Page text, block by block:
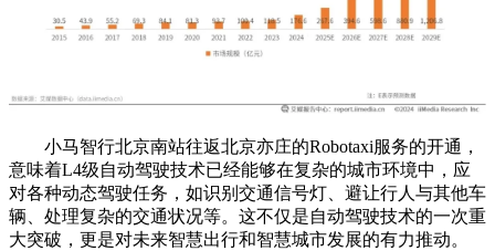
小马智行北京南站往返北京亦庄的Robotaxi服务的开通，
意味着L4级自动驾驶技术已经能够在复杂的城市环境中，应
对各种动态驾驶任务，如识别交通信号灯、避让行人与其他车
辆、处理复杂的交通状况等。这不仅是自动驾驶技术的一次重
大突破，更是对未来智慧出行和智慧城市发展的有力推动。